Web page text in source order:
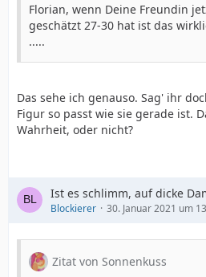
Florian, wenn Deine Freundin
geschätzt 27-30 hat ist das
.....
Das sehe ich genauso. Sag' ihr
Figur so passt wie sie gerade ist.
Wahrheit, oder nicht?
Ist es schlimm, auf dicke
Blockierer 30. Januar 2021 um
Zitat von Sonnenkuss